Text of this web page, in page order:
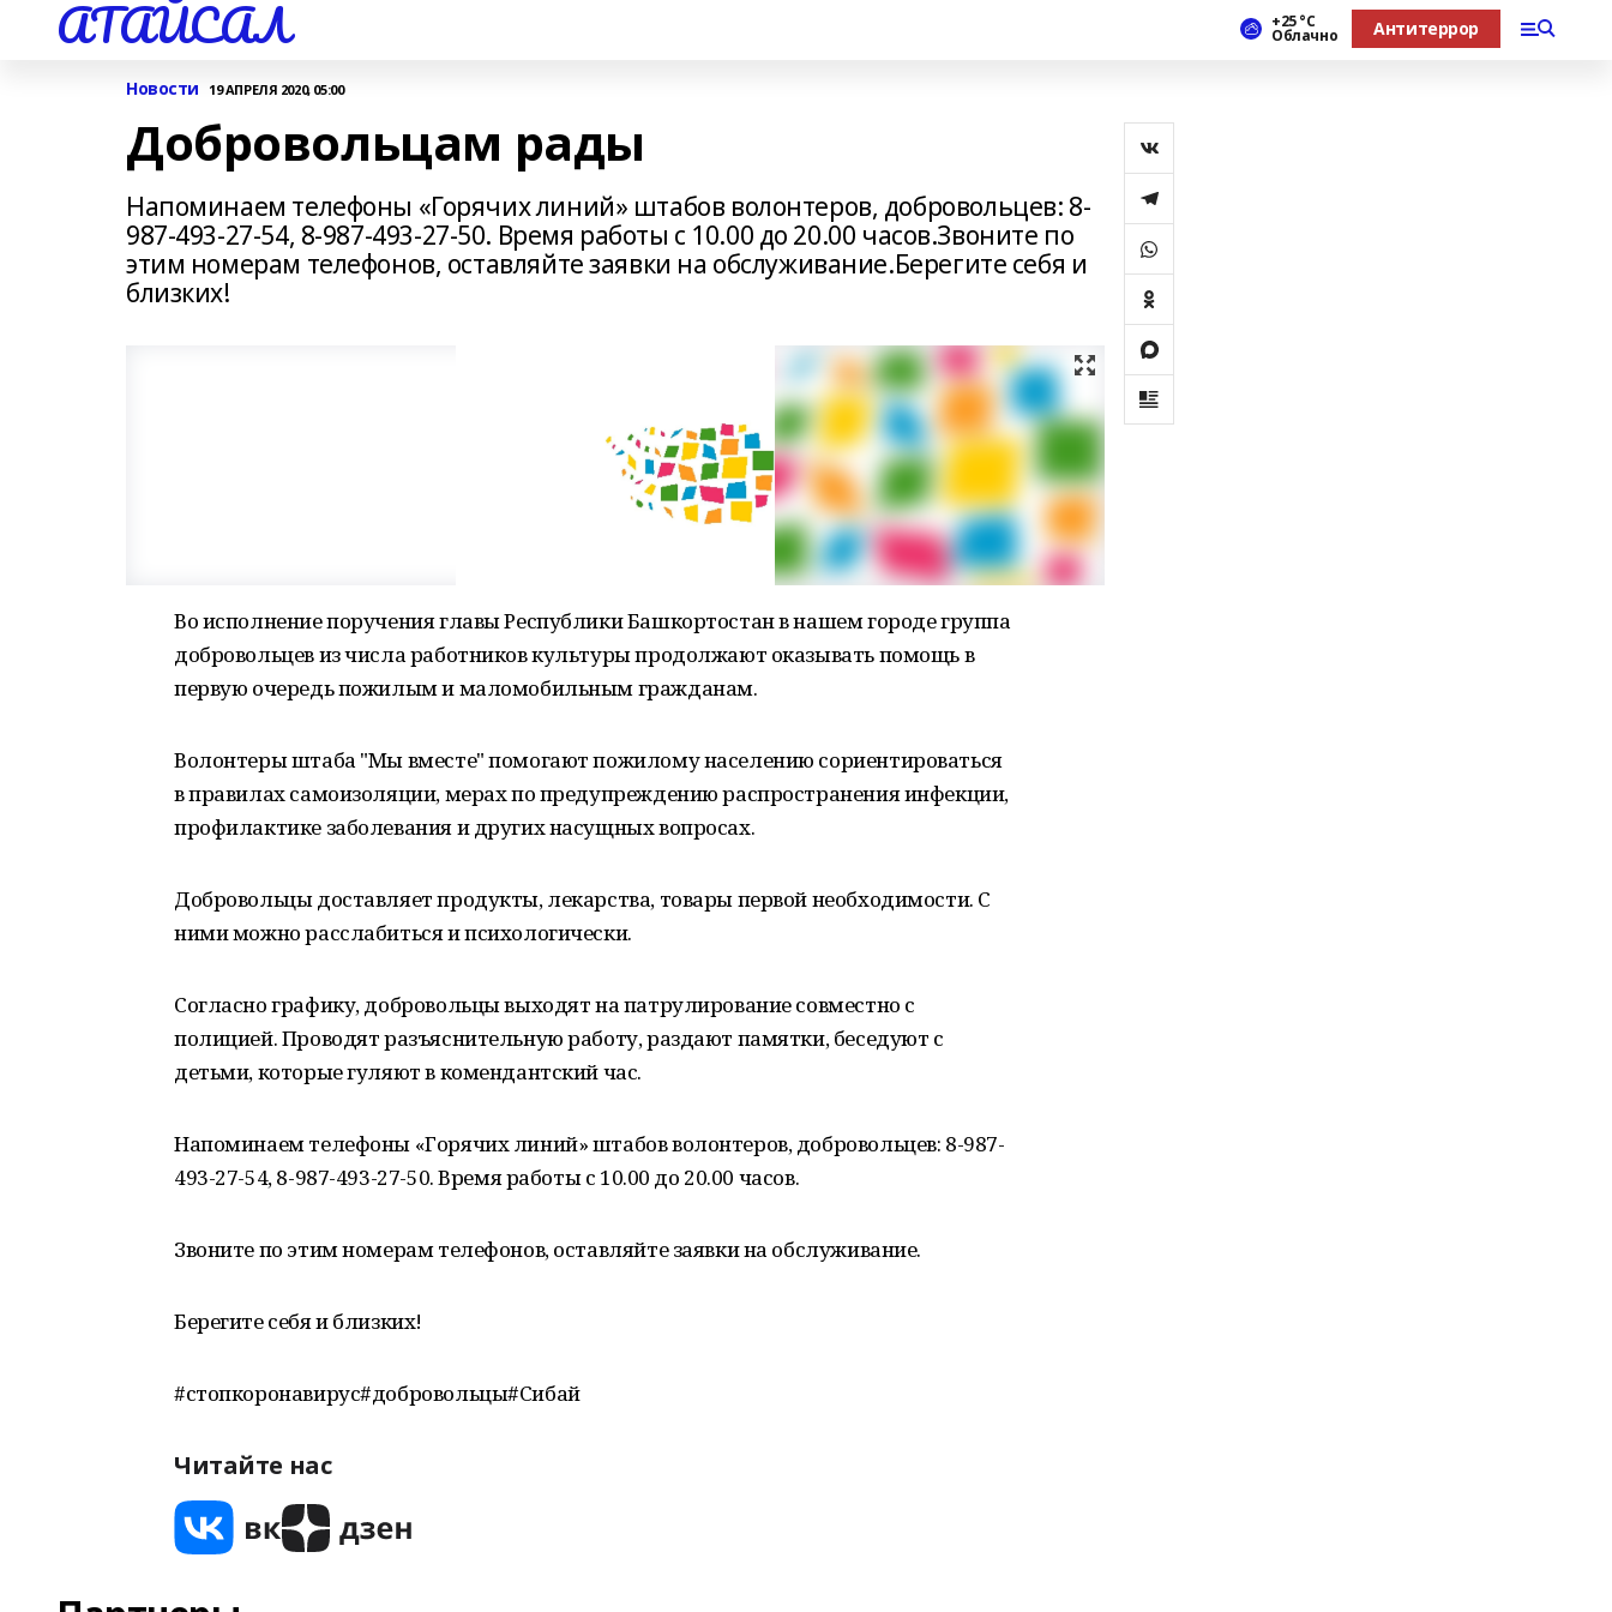
АТАЙСАЛ +25 °С
Облачно Антитеррор
Новости 19 АПРЕЛЯ 2020, 05:00
Добровольцам рады
Напоминаем телефоны «Горячих линий» штабов волонтеров, добровольцев: 8-
987-493-27-54, 8-987-493-27-50. Время работы с 10.00 до 20.00 часов.Звоните по
этим номерам телефонов, оставляйте заявки на обслуживание.Берегите себя и
близких!
Во исполнение поручения главы Республики Башкортостан в нашем городе группа
добровольцев из числа работников культуры продолжают оказывать помощь в
первую очередь пожилым и маломобильным гражданам.
Волонтеры штаба "Мы вместе" помогают пожилому населению сориентироваться
в правилах самоизоляции, мерах по предупреждению распространения инфекции,
профилактике заболевания и других насущных вопросах.
Добровольцы доставляет продукты, лекарства, товары первой необходимости. С
ними можно расслабиться и психологически.
Согласно графику, добровольцы выходят на патрулирование совместно с
полицией. Проводят разъяснительную работу, раздают памятки, беседуют с
детьми, которые гуляют в комендантский час.
Напоминаем телефоны «Горячих линий» штабов волонтеров, добровольцев: 8-987-
493-27-54, 8-987-493-27-50. Время работы с 10.00 до 20.00 часов.
Звоните по этим номерам телефонов, оставляйте заявки на обслуживание.
Берегите себя и близких!
#стопкоронавирус#добровольцы#Сибай
Читайте нас